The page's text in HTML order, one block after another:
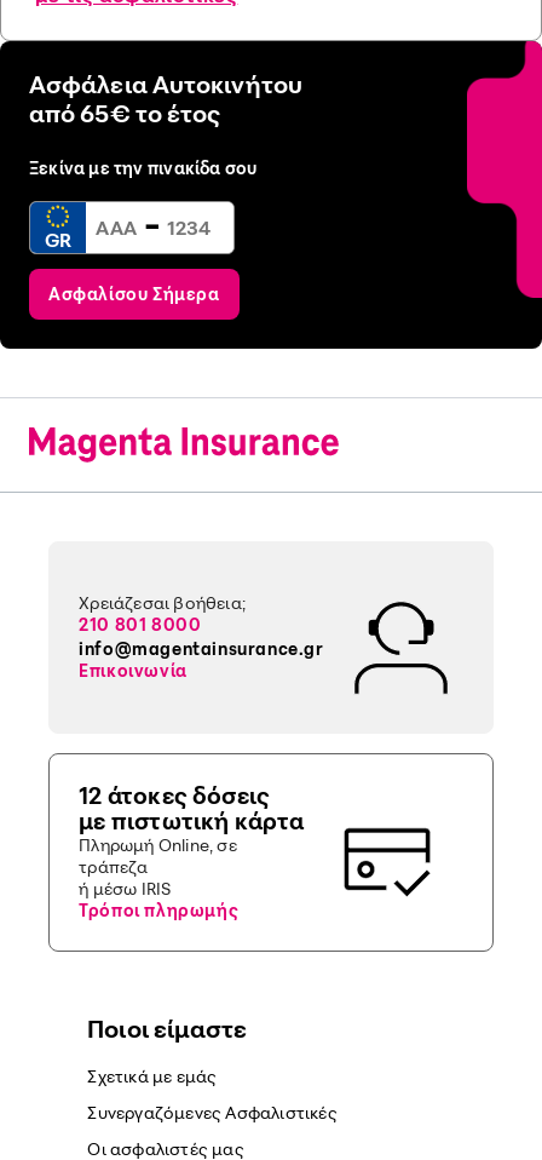
Ασφάλεια Αυτοκινήτου
από 65€ το έτος
Ξεκίνα με την πινακίδα σου
GR -
Ασφαλίσου Σήμερα
Ποιοι είμαστε
Σχετικά με εμάς
Συνεργαζόμενες Ασφαλιστικές
Οι ασφαλιστές μας
Χρειάζεσαι βοήθεια;
210 801 8000
info@magentainsurance.gr
Επικοινωνία
12 άτοκες δόσεις
με πιστωτική κάρτα
Πληρωμή Online, σε
τράπεζα
ή μέσω IRIS
Τρόποι πληρωμής